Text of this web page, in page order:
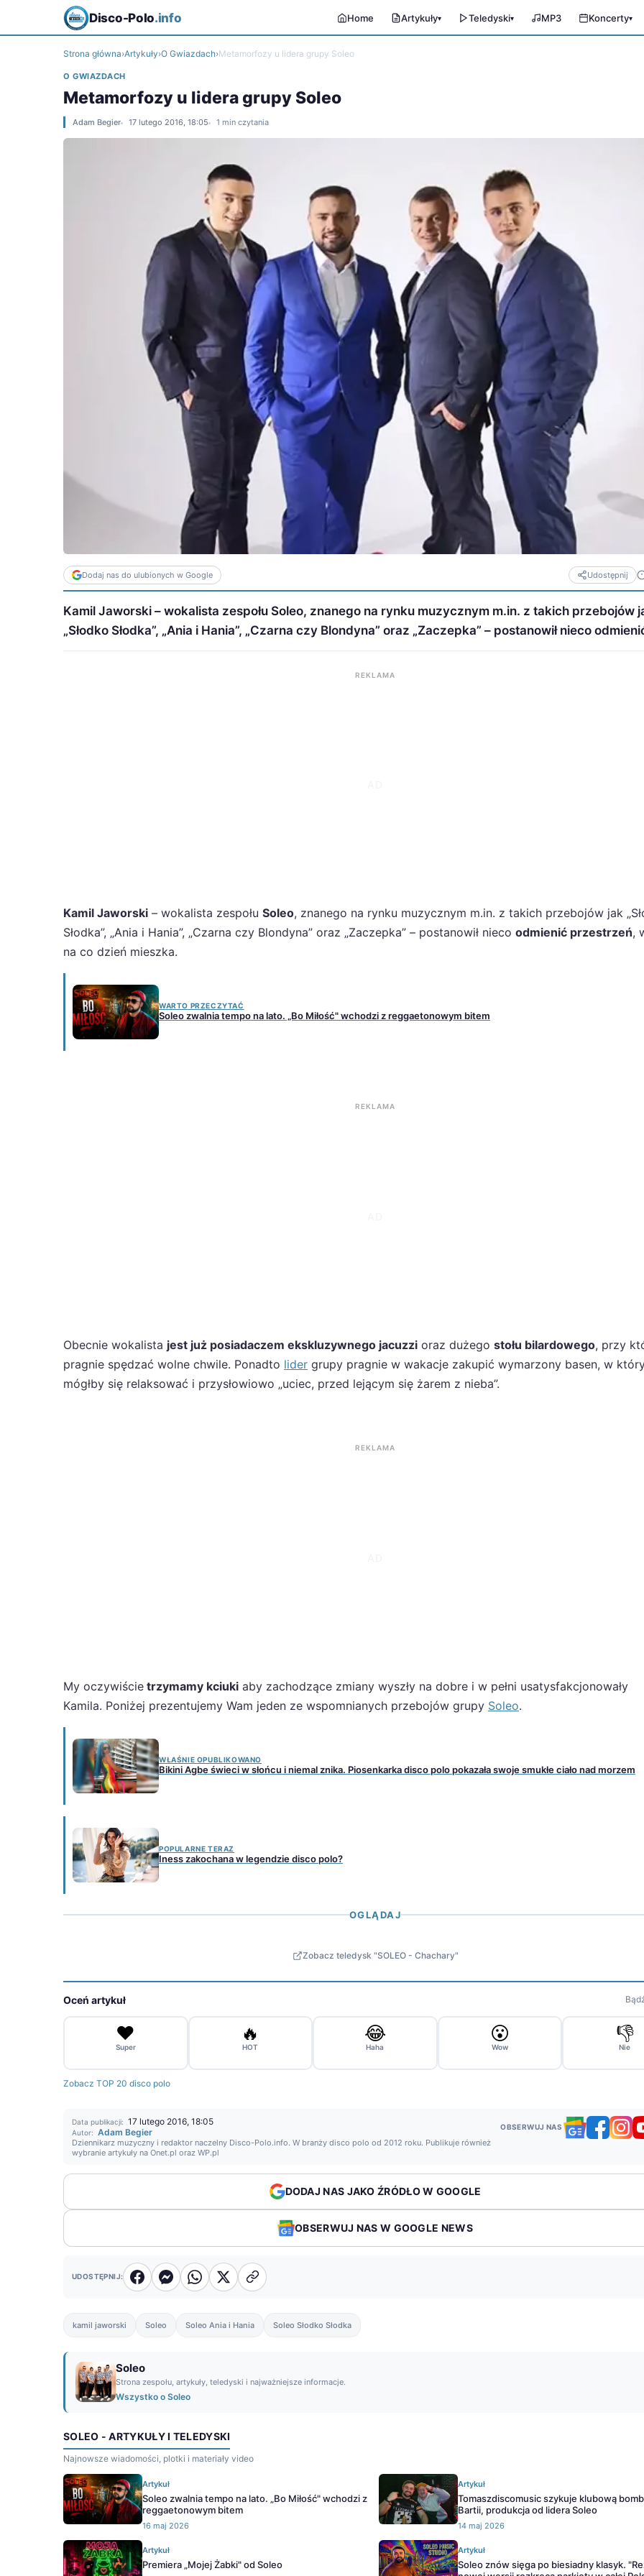
Disco-Polo.info Home Artykuły▾ Teledyski▾ MP3 Koncerty▾
Strona główna›Artykuły›O Gwiazdach›Metamorfozy u lidera grupy Soleo
O GWIAZDACH
Metamorfozy u lidera grupy Soleo
Adam Begier 17 lutego 2016, 18:05 1 min czytania
Dodaj nas do ulubionych w Google Udostępnij
Kamil Jaworski – wokalista zespołu Soleo, znanego na rynku muzycznym m.in. z takich przebojów
„Słodko Słodka”, „Ania i Hania”, „Czarna czy Blondyna” oraz „Zaczepka” – postanowił nieco
REKLAMA
Kamil Jaworski – wokalista zespołu Soleo, znanego na rynku muzycznym m.in. z takich przebojów jak
Słodka”, „Ania i Hania”, „Czarna czy Blondyna” oraz „Zaczepka” – postanowił nieco odmienić przestrzeń,
na co dzień mieszka.
WARTO PRZECZYTAĆ
Soleo zwalnia tempo na lato. „Bo Miłość" wchodzi z reggaetonowym bitem
REKLAMA
Obecnie wokalista jest już posiadaczem ekskluzywnego jacuzzi oraz dużego stołu bilardowego, przy
pragnie spędzać wolne chwile. Ponadto lider grupy pragnie w wakacje zakupić wymarzony basen, w
mógłby się relaksować i przysłowiowo „uciec, przed lejącym się żarem z nieba”.
REKLAMA
My oczywiście trzymamy kciuki aby zachodzące zmiany wyszły na dobre i w pełni usatysfakcjonowały
Kamila. Poniżej prezentujemy Wam jeden ze wspomnianych przebojów grupy Soleo.
WŁAŚNIE OPUBLIKOWANO
Bikini Agbe świeci w słońcu i niemal znika. Piosenkarka disco polo pokazała swoje smukłe ciało nad morzem
POPULARNE TERAZ
Iness zakochana w legendzie disco polo?
OGLĄDAJ
Zobacz teledysk "SOLEO - Chachary"
Oceń artykuł
❤️
Super
🔥
HOT
😂
Haha
😮
Wow
👎
Nie
Zobacz TOP 20 disco polo
Data publikacji: 17 lutego 2016, 18:05
Autor: Adam Begier
Dziennikarz muzyczny i redaktor naczelny Disco-Polo.info. W branży disco polo od 2012 roku. Publikuje również
wybranie artykuły na Onet.pl oraz WP.pl
OBSERWUJ NAS
DODAJ NAS JAKO ŹRÓDŁO W GOOGLE
OBSERWUJ NAS W GOOGLE NEWS
UDOSTĘPNIJ:
kamil jaworski Soleo Soleo Ania i Hania Soleo Słodko Słodka
Soleo
Strona zespołu, artykuły, teledyski i najważniejsze informacje.
Wszystko o Soleo
SOLEO - ARTYKUŁY I TELEDYSKI
Najnowsze wiadomości, plotki i materiały video
Artykuł
Soleo zwalnia tempo na lato. „Bo Miłość" wchodzi z
reggaetonowym bitem
16 maj 2026
Artykuł
Tomaszdiscomusic szykuje klubową
Bartii, produkcja od lidera Soleo
14 maj 2026
Artykuł
Premiera „Mojej Żabki" od Soleo
Artykuł
Soleo znów sięga po biesiadny klasyk.